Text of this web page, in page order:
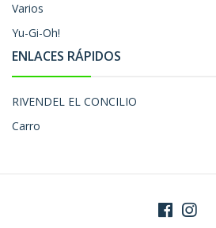
Varios
Yu-Gi-Oh!
ENLACES RÁPIDOS
RIVENDEL EL CONCILIO
Carro